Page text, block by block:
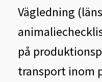
Vägledning
på
transport inom